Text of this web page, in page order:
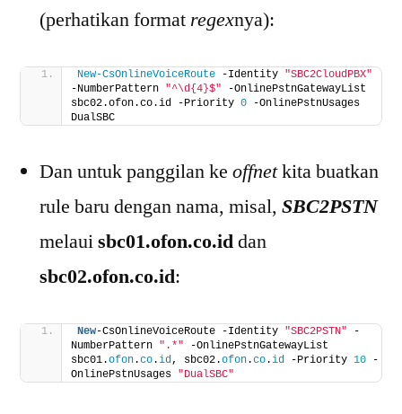
(perhatikan format regexnya):
New-CsOnlineVoiceRoute -Identity "SBC2CloudPBX"
-NumberPattern "^\d{4}$" -OnlinePstnGatewayList
sbc02.ofon.co.id -Priority 0 -OnlinePstnUsages
DualSBC
Dan untuk panggilan ke offnetkita buatkan
rule baru dengan nama, misal, SBC2PSTN
melauisbc01.ofon.co.iddan
sbc02.ofon.co.id:
New-CsOnlineVoiceRoute -Identity "SBC2PSTN" -
NumberPattern ".*" -OnlinePstnGatewayList
sbc01.ofon.co.id , sbc02.ofon.co.id -Priority 10 -
OnlinePstnUsages "DualSBC"